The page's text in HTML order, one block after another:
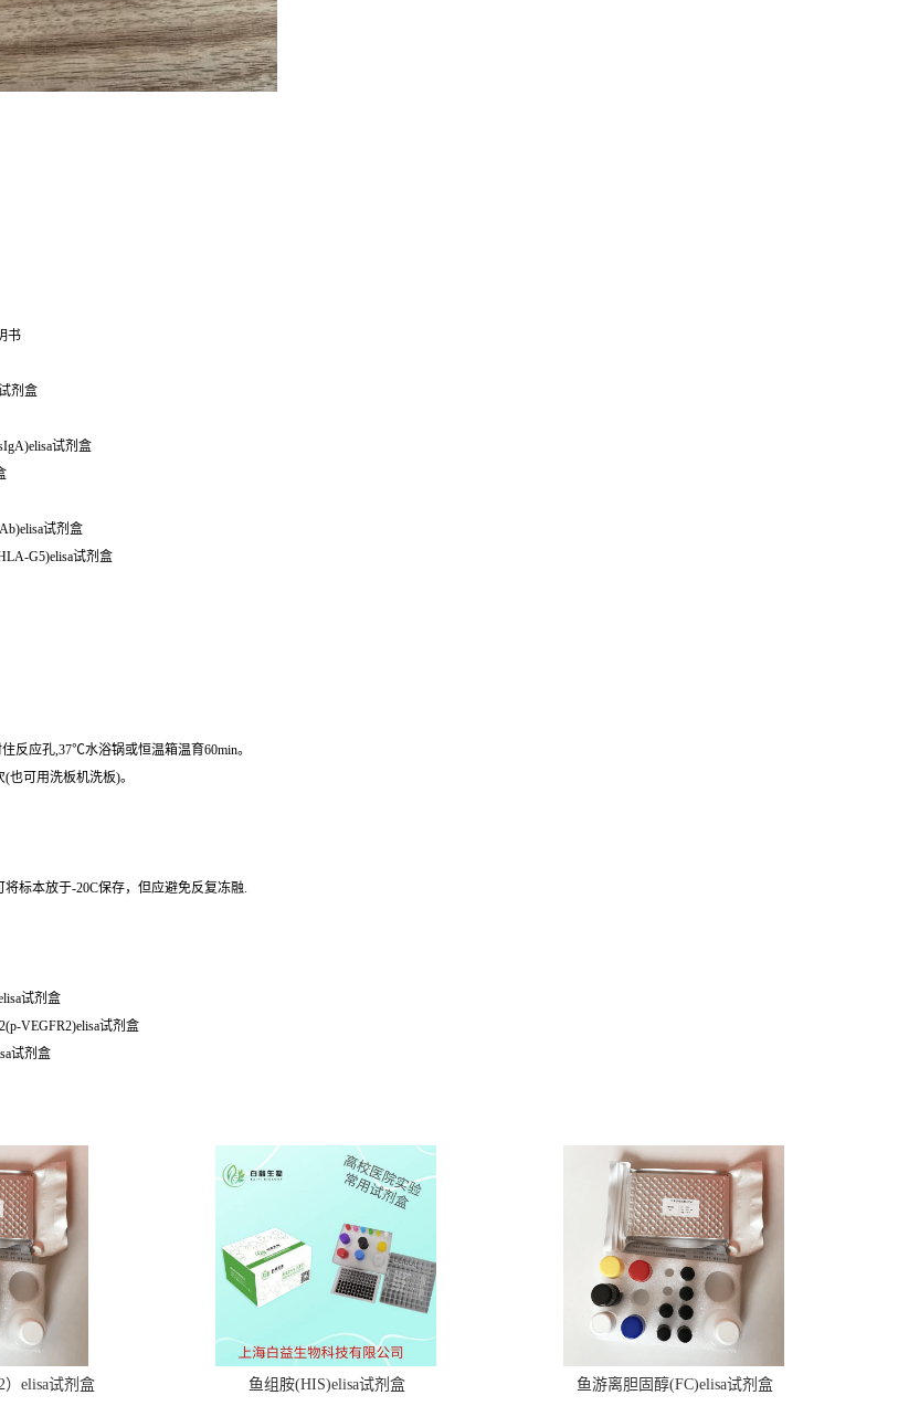
书
剂盒
试剂盒
试剂盒
G5)elisa试剂盒
反应孔,37℃水浴锅或恒温箱温育60min。
可用洗板机洗板)。
标本放于-20C保存，但应避免反复冻融.
试剂盒
VEGFR2)elisa试剂盒
试剂盒
elisa试剂盒 鱼组胺(HIS)elisa试剂盒 鱼游离胆固醇(FC)elisa试剂盒